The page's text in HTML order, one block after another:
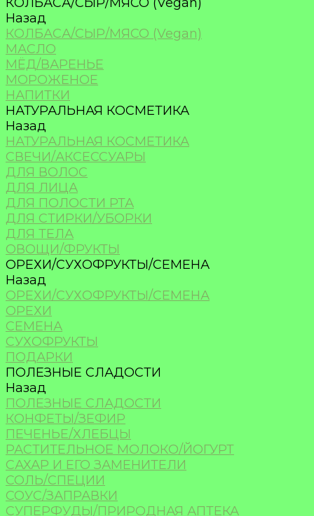
Назад
КОЛБАСА/СЫР/МЯСО (Vegan)
МАСЛО
МЁД/ВАРЕНЬЕ
МОРОЖЕНОЕ
НАПИТКИ
НАТУРАЛЬНАЯ КОСМЕТИКА
Назад
НАТУРАЛЬНАЯ КОСМЕТИКА
СВЕЧИ/АКСЕССУАРЫ
ДЛЯ ВОЛОС
ДЛЯ ЛИЦА
ДЛЯ ПОЛОСТИ РТА
ДЛЯ СТИРКИ/УБОРКИ
ДЛЯ ТЕЛА
ОВОЩИ/ФРУКТЫ
ОРЕХИ/СУХОФРУКТЫ/СЕМЕНА
Назад
ОРЕХИ/СУХОФРУКТЫ/СЕМЕНА
ОРЕХИ
СЕМЕНА
СУХОФРУКТЫ
ПОДАРКИ
ПОЛЕЗНЫЕ СЛАДОСТИ
Назад
ПОЛЕЗНЫЕ СЛАДОСТИ
КОНФЕТЫ/ЗЕФИР
ПЕЧЕНЬЕ/ХЛЕБЦЫ
РАСТИТЕЛЬНОЕ МОЛОКО/ЙОГУРТ
САХАР И ЕГО ЗАМЕНИТЕЛИ
СОЛЬ/СПЕЦИИ
СОУС/ЗАПРАВКИ
СУПЕРФУДЫ/ПРИРОДНАЯ АПТЕКА